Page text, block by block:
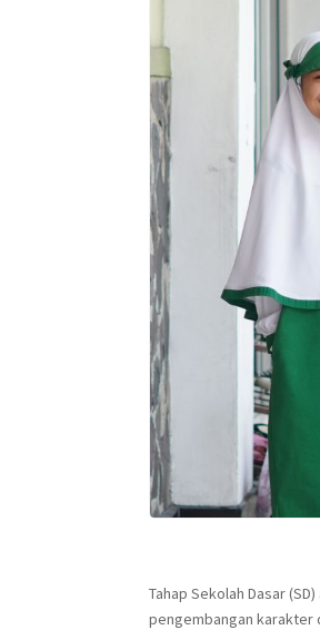
Tahap Sekolah Dasar
pengembangan karakter